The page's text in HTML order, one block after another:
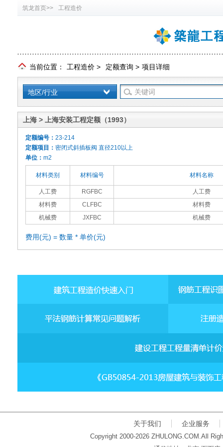
筑龙首页>> 工程造价
当前位置： 工程造价 > 定额查询 > 项目详细
地区/行业
上海 > 上海安装工程定额（1993）
定额编号： 23-214
定额项目： 密闭式斜插板阀 直径210以上
单位： m2
材料类别 材料编号 材料名称
人工费 RGFBC
人工费
材料费
CLFBC
材料费
机械费
JXFBC 机械费
费用(元) = 数量 * 单价(元)
关于我们 企业服务
Copyright 2000-2026 ZHULONG.COM.All